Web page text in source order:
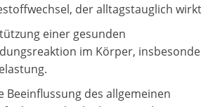
der alltagstauglich
einer gesunden
im Körper,
Beeinflussung des allgemeinen